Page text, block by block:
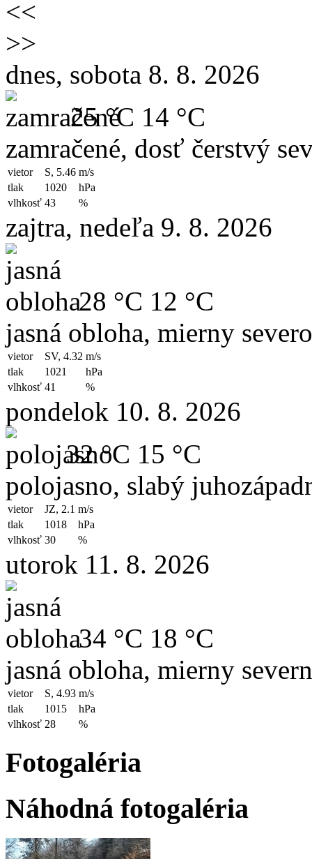
<<
>>
dnes, sobota 8. 8. 2026
25 °C 14 °C
zamračené, dosť čerstvý
vietor S, 5.46 m/s
tlak
1020
hPa
vlhkosť 43 %
zajtra, nedeľa 9. 8. 2026
28 °C 12 °C
jasná obloha, mierny
vietor SV, 4.32 m/s
tlak
1021
hPa
vlhkosť 41 %
pondelok 10. 8. 2026
32 °C 15 °C
polojasno, slabý
vietor JZ, 2.1 m/s
tlak
1018
hPa
vlhkosť 30 %
utorok 11. 8. 2026
34 °C 18 °C
jasná obloha, mierny
vietor S, 4.93 m/s
tlak
1015
hPa
vlhkosť 28 %
Fotogaléria
Náhodná fotogaléria